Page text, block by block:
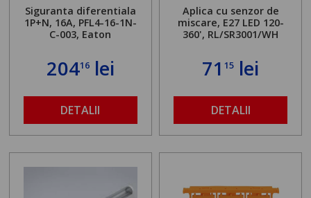
Siguranta diferentiala
1P+N, 16A, PFL4-16-1N-
C-003, Eaton
20416lei
DETALII
Aplica cu senzor de
miscare, E27 LED 120-
360', RL/SR3001/WH
7115 lei
DETALII